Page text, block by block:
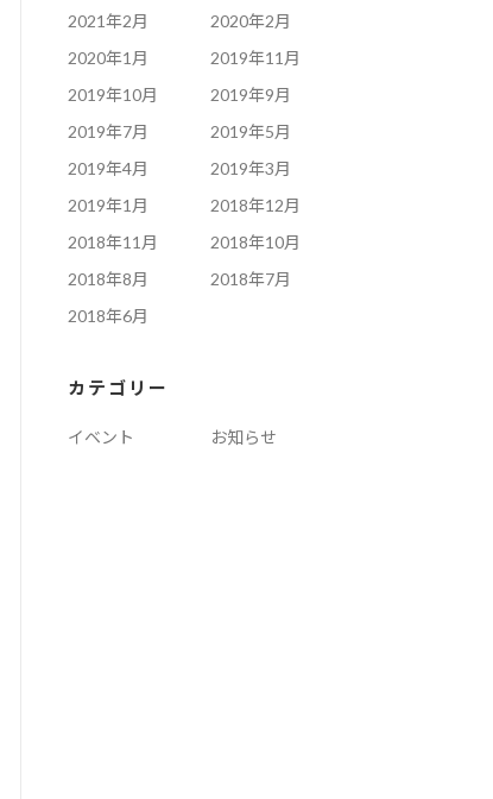
2021年2月
2020年2月
2020年1月
2019年11月
2019年10月
2019年9月
2019年7月
2019年5月
2019年4月
2019年3月
2019年1月
2018年12月
2018年11月
2018年10月
2018年8月
2018年7月
2018年6月
カテゴリー
イベント お知らせ